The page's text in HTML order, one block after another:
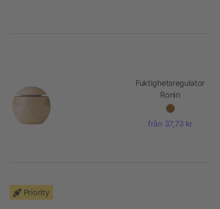
Fuktighetsregulator
Ronin
från 37,73 kr
Priority